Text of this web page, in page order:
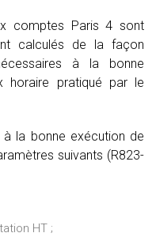
comptes Paris 4 sont
calculés de la façon
à la bonne
horaire pratiqué par le
à la bonne exécution de
suivants (R823-
HT ;